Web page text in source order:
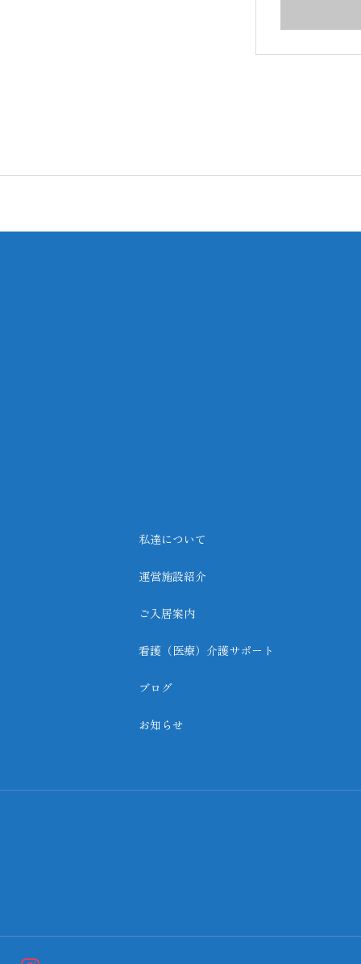
私達について
運営施設紹介
ご入居案内
看護（医療）介護サポート
ブログ
お知らせ